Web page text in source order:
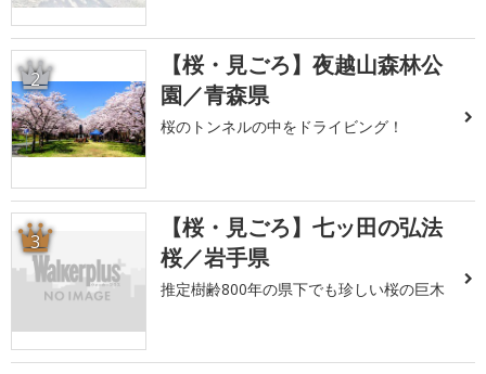
2
【桜・見ごろ】夜越山森林公
園／青森県
桜のトンネルの中をドライビング！
3
【桜・見ごろ】七ッ田の弘法
桜／岩手県
推定樹齢800年の県下でも珍しい桜の巨木